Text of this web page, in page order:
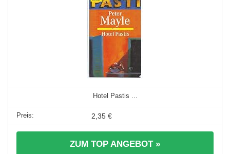
Hotel Pastis ...
2,35 €
ZUM TOP ANGEBOT »